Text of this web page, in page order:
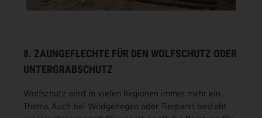
8. ZAUNGEFLECHTE FÜR DEN WOLFSCHUTZ ODER
UNTERGRABSCHUTZ
Wolfschutz wird in vielen Regionen immer mehr ein
Thema. Auch bei Wildgehegen oder Tierparks besteht